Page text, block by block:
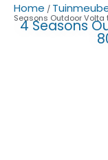
Home /
Seasons Outdoor
4 Seasons